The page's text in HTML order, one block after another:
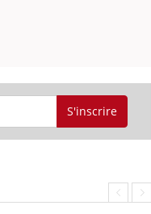
S'inscrire